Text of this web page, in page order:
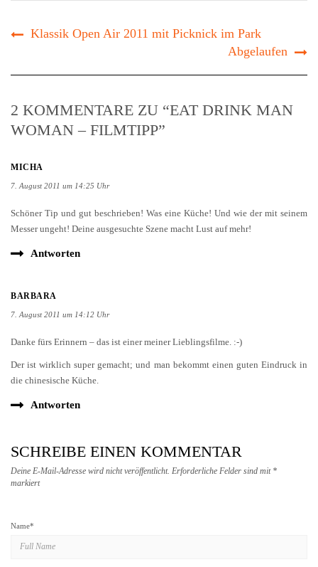
Klassik Open Air 2011 mit Picknick im Park
Abgelaufen
2 KOMMENTARE ZU “EAT DRINK MAN
WOMAN – FILMTIPP”
MICHA
7. August 2011 um 14:25 Uhr
Schöner Tip und gut beschrieben! Was eine Küche! Und wie der mit seinem
Messer ungeht! Deine ausgesuchte Szene macht Lust auf mehr!
Antworten
BARBARA
7. August 2011 um 14:12 Uhr
Danke fürs Erinnern – das ist einer meiner Lieblingsfilme. :-)
Der ist wirklich super gemacht; und man bekommt einen guten Eindruck in
die chinesische Küche.
Antworten
SCHREIBE EINEN KOMMENTAR
Deine E-Mail-Adresse wird nicht veröffentlicht. Erforderliche Felder sind mit *
markiert
Name*